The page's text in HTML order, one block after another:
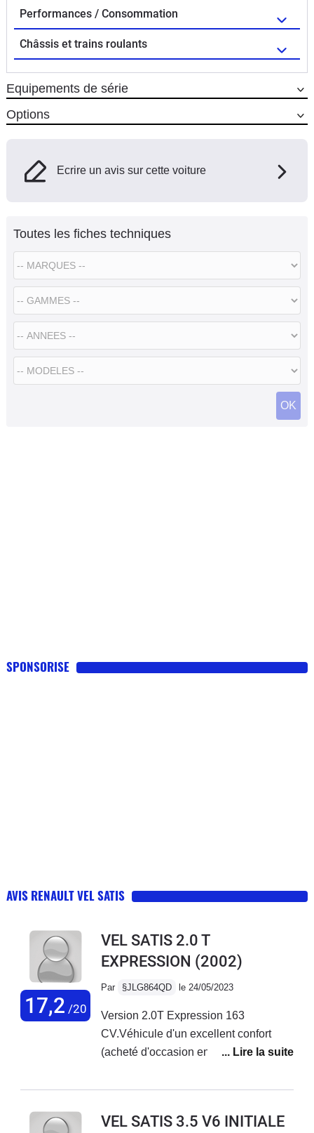
Performances / Consommation
Châssis et trains roulants
Equipements de série
Options
Ecrire un avis sur cette voiture
Toutes les fiches techniques
SPONSORISE
AVIS RENAULT VEL SATIS
17,2 /20
VEL SATIS 2.0 T
EXPRESSION (2002)
Par §JLG864QD le 24/05/2023
Version 2.0T Expression 163
CV.Véhicule d'un excellent confort
(acheté d'occasion en 2015 avec
mensuels vers mon entreprise en
étonné de la remarque concernant
VEL SATIS 3.5 V6 INITIALE